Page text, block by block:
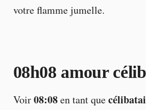
votre flamme jumelle.
08h08 amour
Voir08:08en tant que